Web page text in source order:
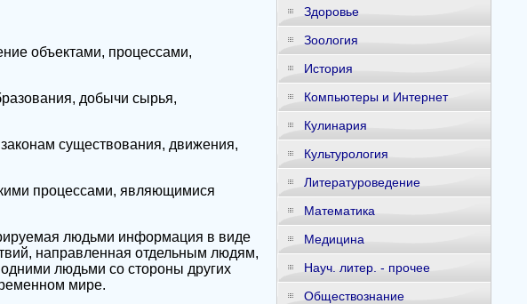
объектами, процессами,
добычи сырья,
существования, движения,
процессами, являющимися
людьми информация в виде
направленная отдельным людям,
людьми со стороны других
мире.
Здоровье
Зоология
История
Компьютеры и Интернет
Кулинария
Культурология
Литературоведение
Математика
Медицина
Науч. литер. - прочее
Обществознание